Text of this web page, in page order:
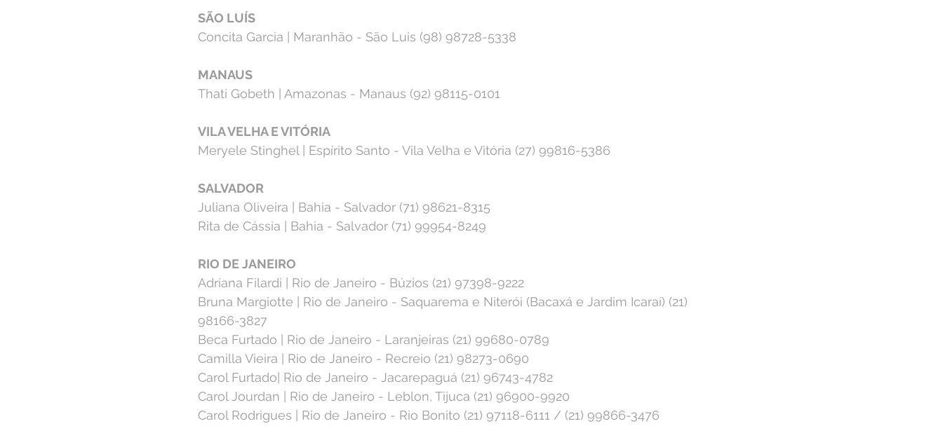
SÃO LUÍS⁣
Concita Garcia | Maranhão - São Luis (98) 98728-5338⁣
MANAUS⁣
Thati Gobeth | Amazonas - Manaus (92) 98115-0101⁣
VILA VELHA E VITÓRIA⁣
Meryele Stinghel | Espírito Santo - Vila Velha e Vitória (27) 99816-5386⁣
SALVADOR⁣
Juliana Oliveira | Bahia - Salvador (71) 98621-8315⁣
Rita de Cássia | Bahia - Salvador (71) 99954-8249⁣
RIO DE JANEIRO⁣
Adriana Filardi | Rio de Janeiro - Búzios (21) 97398-9222⁣
Bruna Margiotte | Rio de Janeiro - Saquarema e Niterói (Bacaxá e Jardim Icaraí) (21)
98166-3827⁣
Beca Furtado | Rio de Janeiro - Laranjeiras (21) 99680-0789⁣
Camilla Vieira | Rio de Janeiro - Recreio (21) 98273-0690⁣
Carol Furtado| Rio de Janeiro - Jacarepaguá (21) 96743-4782⁣
Carol Jourdan | Rio de Janeiro - Leblon, Tijuca (21) 96900-9920⁣
Carol Rodrigues | Rio de Janeiro - Rio Bonito (21) 97118-6111 / (21) 99866-3476⁣